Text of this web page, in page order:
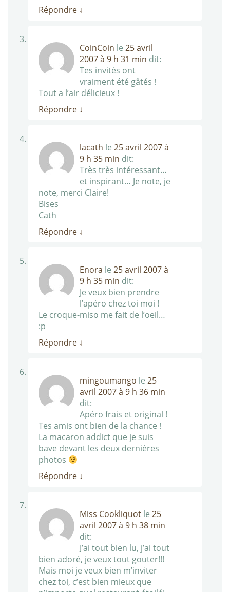
Répondre ↓
CoinCoin le 25 avril
2007 à 9 h 31 min dit:
Tes invités ont
vraiment été gâtés !
Tout a l’air délicieux !
Répondre ↓
lacath le 25 avril 2007 à
9 h 35 min dit:
Très très intéressant…
et inspirant… Je note, je
note, merci Claire!
Bises
Cath
Répondre ↓
Enora le 25 avril 2007 à
9 h 35 min dit:
Je veux bien prendre
l’apéro chez toi moi !
Le croque-miso me fait de l’oeil…
:p
Répondre ↓
mingoumango le 25
avril 2007 à 9 h 36 min
dit:
Apéro frais et original !
Tes amis ont bien de la chance !
La macaron addict que je suis
bave devant les deux dernières
photos
Répondre ↓
Miss Cookliquot le 25
avril 2007 à 9 h 38 min
dit:
J’ai tout bien lu, j’ai tout
bien adoré, je veux tout gouter!!!
Mais moi je veux bien m’inviter
chez toi, c’est bien mieux que